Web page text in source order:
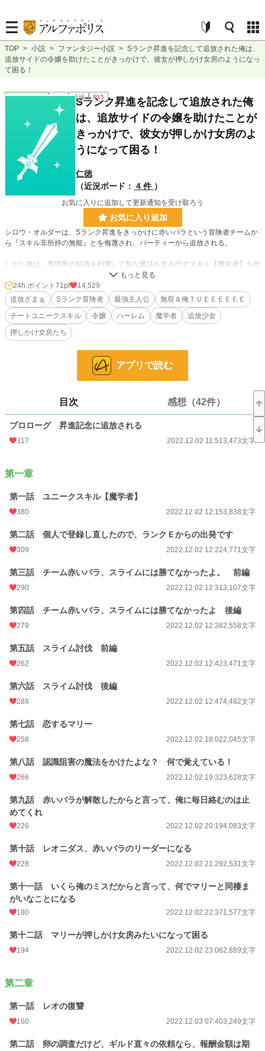
TOP > 小説 > ファンタジー小説 > Sランク昇進を記念して追放された俺は、
追放サイドの令嬢を助けたことがきっかけで、彼女が押しかけ女房のようになっ
て困る！
ファンタジー 完結 長編 R15
Sランク昇進を記念して追放された俺
は、追放サイドの令嬢を助けたことが
きっかけで、彼女が押しかけ女房のよ
うになって困る！
仁徳
（近況ボード： 4 件 ）
お気に入りに追加して更新通知を受け取ろう
お気に入り追加
シロウ・オルダーは、Sランク昇進をきっかけに赤いバラという冒険者チームか
ら『スキル非所持の無能』とを侮蔑され、パーティーから追放される。
しかし彼は、異世界の知識を利用して新な魔法を生み出すスキル【魔学者】を使
用できるが、彼はそのスキルを隠し、無能を演じていただけだった。
そうとは知らずに、彼を追放した赤いバラは、今までシロウのサポートのお陰で
強くなっていたことを知らずに、ダンジョンに挑む。だが、初めての敗北を経験
したり、その後借金を背負ったり地位と名声を失っていく。
一方自由になったシロウは、新な町での冒険者活動で活躍し、一目置かれる存在
となりながら、追放したマリーを助けたことで惚れられてしまう。手料理を振る
舞ったり、背中を流したり、それはまるで押しかけ女房だった！
これは、チート能力を手に入れてしまったことで、無能を演じたシロウがパーテ
ィーを追放され、その後ソロとして活躍して無双すると、他のパーティーから追
放されたエルフや魔族といった様々な追放少女が集まり、いつの間にかハーレム
パーティーを結成している物語！
小説
お気に入り
24h.ポイント 71 pt
初回完結日時
週間ポイント 813 pt (10,478 位)
月間ポイント
年間ポイント 55,505 pt (9,661 位)
累計ポイント
24h.ポイント 71pt
14,529
追放ざまぁ
Sランク冒険者 最強主人公
無双＆俺ＴＵＥＥＥＥＥＥ
チートユニークスキル
令嬢 ハーレム 魔学者
追放少女
押しかけ女房たち
アプリで読む
目次 感想（42件）
プロローグ 昇進記念に追放される
317 2022.12.02 11:513,473文字
第一章
第一話 ユニークスキル【魔学者】
380 2022.12.02 12:153,838文字
第二話 個人で登録し直したので、ランクＥからの出発です
309 2022.12.02 12:224,771文字
第三話 チーム赤いバラ、スライムには勝てなかったよ。 前編
290 2022.12.02 12:313,107文字
第四話 チーム赤いバラ、スライムには勝てなかったよ 後編
279 2022.12.02 12:382,558文字
第五話 スライム討伐 前編
262 2022.12.02 12:423,471文字
第六話 スライム討伐 後編
288 2022.12.02 12:474,482文字
第七話 恋するマリー
258 2022.12.02 18:022,045文字
第八話 認識阻害の魔法をかけたよな？ 何で覚えている！
266 2022.12.02 19:323,628文字
第九話 赤いバラが解散したからと言って、俺に毎日絡むのは止
めてくれ
226 2022.12.02 20:194,083文字
第十話 レオニダス、赤いバラのリーダーになる
228 2022.12.02 21:292,531文字
第十一話 いくら俺のミスだからと言って、何でマリーと同棲ま
がいなことになる
180 2022.12.02 22:371,577文字
第十二話 マリーが押しかけ女房みたいになって困る
194 2022.12.02 23:062,889文字
第二章
第一話 レオの復讐
160 2022.12.03 07:403,249文字
第二話 卵の調査だけど、ギルド直々の依頼なら、報酬金額は期